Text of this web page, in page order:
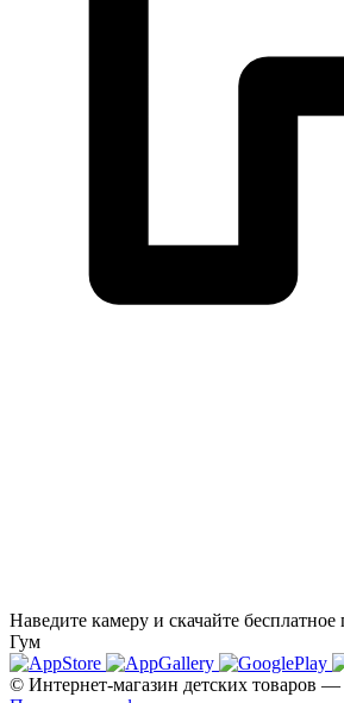
Наведите камеру и скачайте
Гум
© Интернет-магазин детских товаров